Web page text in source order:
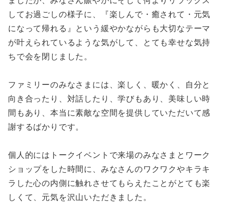
してお過ごしの様子に、『楽しんで・癒されて・元気
になって帰れる』という緩やかながらも大切なテーマ
が叶えられているような気がして、とても幸せな気持
ちで会を閉じました。
ファミリーのみなさまには、楽しく、暖かく、自分と
向き合ったり、対話したり、学びもあり、美味しい時
間もあり、本当に素敵な空間を提供していただいて感
謝するばかりです。
個人的にはトークイベントで来場のみなさまとワーク
ショップをした時間に、みなさんのワクワクやキラキ
ラした心の内側に触れさせてもらえたことがとても楽
しくて、元気を沢山いただきました。